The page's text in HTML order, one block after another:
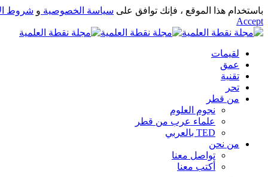
باستخدام هذا الموقع ، فإنك توافق على سياسة الخصوصية و شروط
Accept
لقيمات
عمق
تقنية
تحر
من قطر
نجوم العلوم
علماء عرب من قطر
TED بالعربي
من نحن
تواصل معنا
أكتب معنا